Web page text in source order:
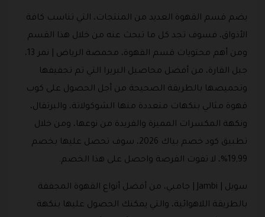
يضم قسم القهوة العديد من المنتجات، التي تناسب كافة
الأذواق، فسوف تجد كل ما تبحث عنه من خلال هذا القسم
ومن أهم محتويات قسم القهوة، محمصة الرياض | نمر 13،
جبل القارة، من أفضل محاصيل البريرا التي تم تجفيفها
وتحميصها بالطريقة الصحيحة من أجل الحصول على كوب
قهوة مثالي بنكهات متعددة منها الشوكولاتة، والبرتقال،
ونكهة المكسرات المميزة والفريدة من نوعها، ومن خلال
تطبيق كود خصم بياك 2026، سوف تحصل عليها بخصم
19,99%، لا تفوت الفرصة واحصل على هذا الخصم.
سويل | Jambi | جامبي، من أفضل أنواع القهوة المجففة
بالطريقة اللاهوائية، والتي يمكنك الحصول عليها بنكهة